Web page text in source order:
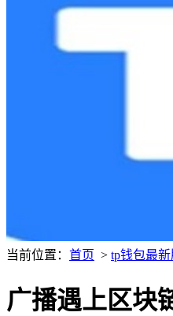
当前位置： 首页 > tp钱包最新
广播遇上区块